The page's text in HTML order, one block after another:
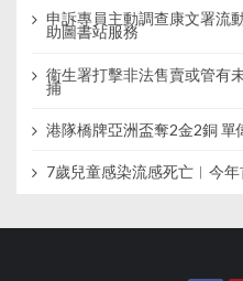
申訴專員主動調查康文署流
助圖書站服務
衞生署打擊非法售賣或管有
捕
港隊橋牌亞洲盃奪2金2銅 單
7歲兒童感染流感死亡︱今